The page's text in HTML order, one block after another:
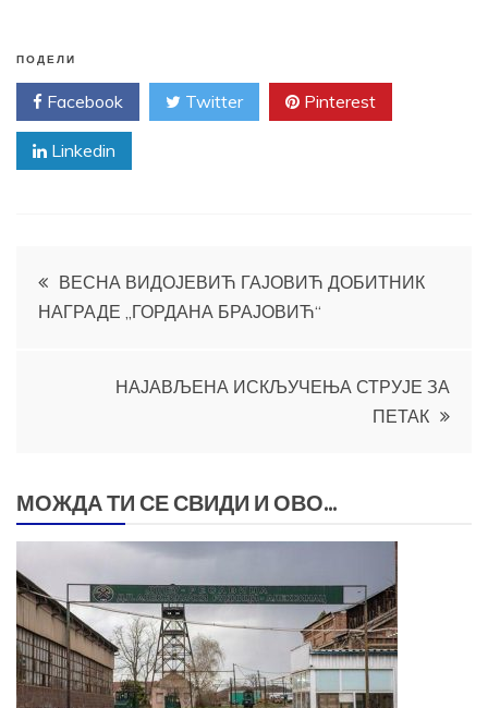
ПОДЕЛИ
Facebook Twitter Pinterest
Linkedin
Кретање
чланка
ВЕСНА ВИДОЈЕВИЋ ГАЈОВИЋ ДОБИТНИК
НАГРАДЕ „ГОРДАНА БРАЈОВИЋ“
НАЈАВЉЕНА ИСКЉУЧЕЊА СТРУЈЕ ЗА
ПЕТАК
МОЖДА ТИ СЕ СВИДИ И ОВО...